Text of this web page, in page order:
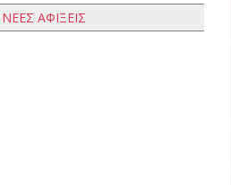
ΝΕΕΣ ΑΦΙΞΕΙΣ